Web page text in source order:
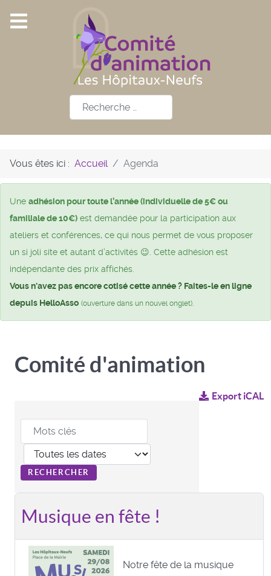
Rechercher
Vous êtes ici : Accueil Agenda
Une adhésion pour toute l’année (individuelle de 5€ ou
familiale de 10€) est demandée pour la participation aux
ateliers et conférences, ce qui nous permet de vous proposer
un si joli site et autant d’activités 😉. Cette adhésion est
indépendante des prix affichés.
Vous n'avez pas encore cotisé cette année ? Faites-le en ligne
depuis HelloAsso (ouverture dans un nouvel onglet)
Comité d'animation
Export iCAL
Musique en fête !
Notre fête de la musique